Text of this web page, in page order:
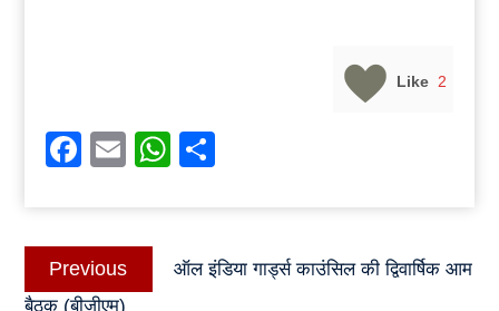
Like 2
Facebook
EmailWhatsApp
Post
navigation
Previous
Previous
post:
ऑल इंडिया गार्ड्स काउंसिल की द्विवार्षिक आम
बैठक (बीजीएम)